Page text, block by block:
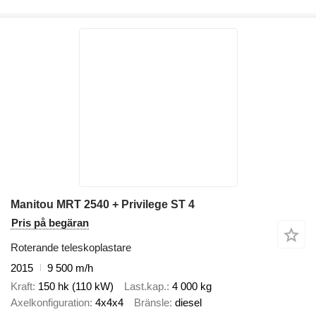
Manitou MRT 2540 + Privilege ST 4
Pris på begäran
Roterande teleskoplastare
2015
9 500 m/h
Kraft 150 hk (110 kW) Last.kap. 4 000 kg
Axelkonfiguration 4x4x4 Bränsle diesel